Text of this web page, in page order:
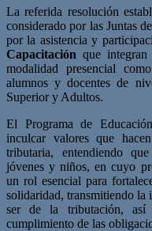
La referida resolución
considerado por las Juntas
por la asistencia y
Capacitación que
modalidad presencial
alumnos y docentes de
Superior y Adultos.
El Programa de
inculcar valores que
tributaria, entendiendo
jóvenes y niños, en cuyo
un rol esencial para
solidaridad, transmitiendo la
ser de la tributación, así
cumplimiento de las